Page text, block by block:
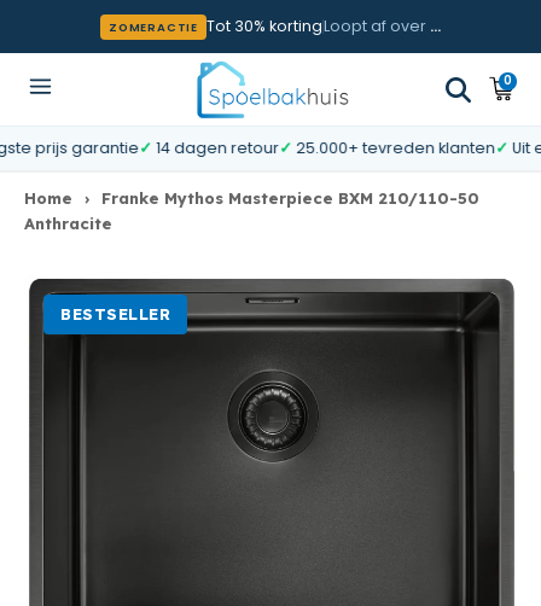
Meteen naar de content
ZOMERACTIE Tot 30% kortingLoopt af over …
00
garantie✓14 dagen retour✓25.000+ tevreden klanten✓Uit
Home ›
Franke Mythos Masterpiece BXM 210/110-50
Anthracite
BESTSELLER